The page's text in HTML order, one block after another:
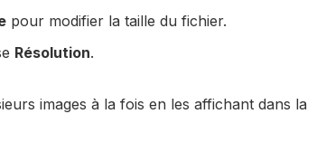
pour modifier la taille du fichier.
Résolution.
images à la fois en les affichant dans la